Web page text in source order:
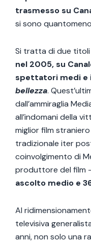
trasmesso su
si sono
Si tratta di due titoli
nel 2005, su
spettatori medi e
bellezza.
dall’ammiraglia
all’indomani della
miglior film
tradizionale iter
coinvolgimento di
produttore del film
ascolto medio e
Al
televisiva
anni, non solo una